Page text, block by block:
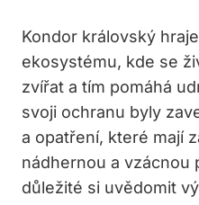
Kondor královský
ekosystému, kde se
zvířat a tím pomáhá
svoji ochranu byly
a opatření, které mají
nádhernou a vzácnou
důležité si uvědomit